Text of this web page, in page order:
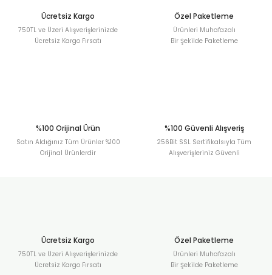
Ücretsiz Kargo
750TL ve Üzeri Alışverişlerinizde
Ücretsiz Kargo Fırsatı
Özel Paketleme
Ürünleri Muhafazalı
Bir Şekilde Paketleme
%100 Orijinal Ürün
Satın Aldığınız Tüm Ürünler %100
Orijinal Ürünlerdir
%100 Güvenli Alışveriş
256Bit SSL Sertifikalsıyla Tüm
Alışverişleriniz Güvenli
Ücretsiz Kargo
750TL ve Üzeri Alışverişlerinizde
Ücretsiz Kargo Fırsatı
Özel Paketleme
Ürünleri Muhafazalı
Bir Şekilde Paketleme